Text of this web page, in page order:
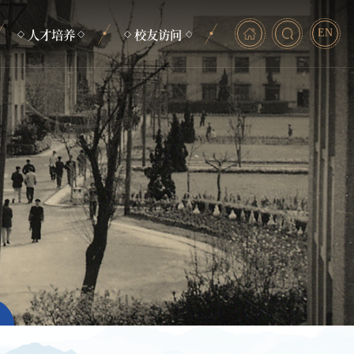
人才培养
本科生培养
研究生培养
非学历教育
校友访问
毕业照
校友动态
助力发展
EN